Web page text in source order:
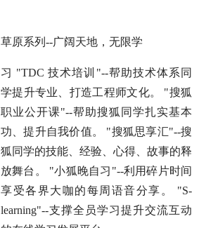
草原系列--广阔天地，无限学
习 "TDC 技术培训"--帮助技术体系同
学提升专业、打造工程师文化。 "搜狐
职业公开课"--帮助搜狐同学扎实基本
功、提升自我价值。 "搜狐思享汇"--搜
狐同学的技能、经验、心得、故事的释
放舞台。 "小狐晚自习"--利用碎片时间
享受各界大咖的每周语音分享。 "S-
learning"--支撑全员学习提升交流互动